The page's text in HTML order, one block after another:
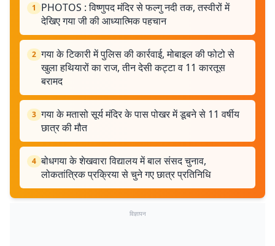
1
PHOTOS : विष्णुपद मंदिर से फल्गु नदी तक, तस्वीरों में
देखिए गया जी की आध्यात्मिक पहचान
2 गया के टिकारी में पुलिस की कार्रवाई, मोबाइल की फोटो से
खुला हथियारों का राज, तीन देसी कट्टा व 11 कारतूस
बरामद
3 गया के मतासो सूर्य मंदिर के पास पोखर में डूबने से 11 वर्षीय
छात्र की मौत
4 बोधगया के शेखवारा विद्यालय में बाल संसद चुनाव,
लोकतांत्रिक प्रक्रिया से चुने गए छात्र प्रतिनिधि
विज्ञापन